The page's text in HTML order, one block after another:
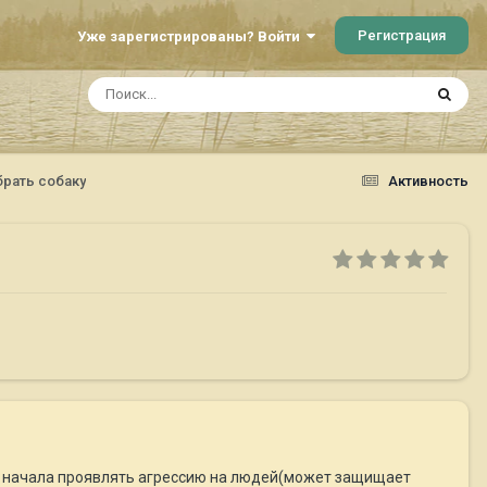
Уже зарегистрированы? Войти Регистрация
Активность
собаку
начала проявлять агрессию на людей(может защищает